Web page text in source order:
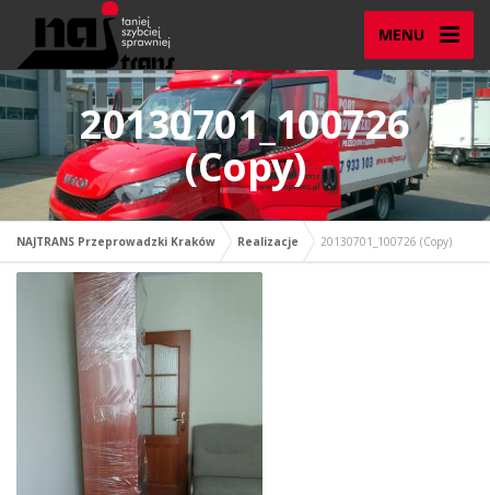
MENU
20130701_100726
(Copy)
NAJTRANS Przeprowadzki Kraków Realizacje 20130701_100726 (Copy)